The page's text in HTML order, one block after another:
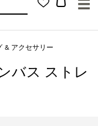
☰
& アクセサリー
バス ストレ